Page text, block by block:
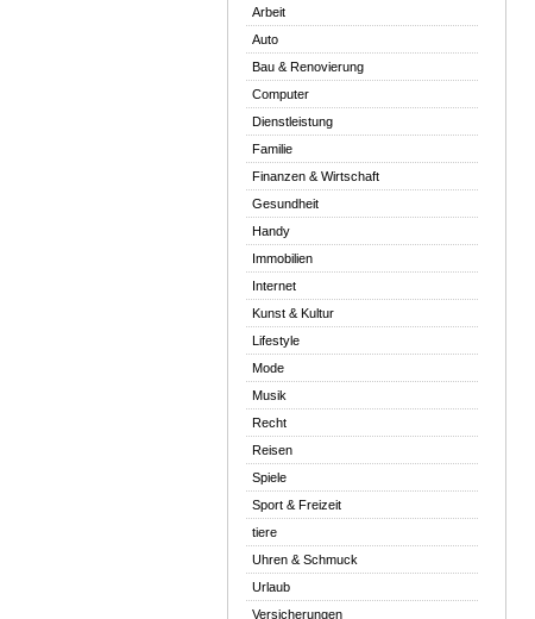
Arbeit
Auto
Bau & Renovierung
Computer
Dienstleistung
Familie
Finanzen & Wirtschaft
Gesundheit
Handy
Immobilien
Internet
Kunst & Kultur
Lifestyle
Mode
Musik
Recht
Reisen
Spiele
Sport & Freizeit
tiere
Uhren & Schmuck
Urlaub
Versicherungen